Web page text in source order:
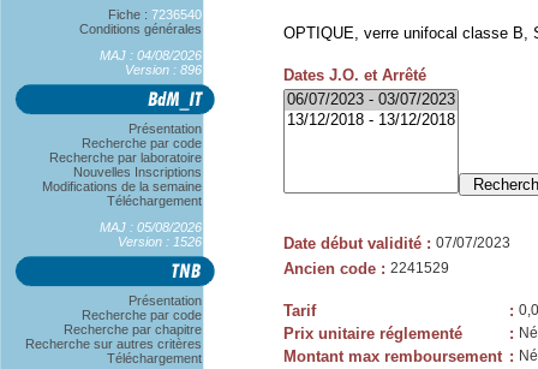
Fiche : 7236540
Conditions générales
MAJ : 04/08/2026
Version : 896
Présentation
Recherche par code
Recherche par laboratoire
Nouvelles Inscriptions
Modifications de la semaine
Téléchargement
MAJ : 05/08/2026
Version : 1526
Présentation
Recherche par code
Recherche par chapitre
Recherche sur autres critères
Téléchargement
OPTIQUE, verre unifocal classe
Dates J.O. et Arrêté
Date début validité : 07/07/2023
Ancien code : 2241529
Tarif :
Prix unitaire réglementé :
Montant max remboursement :